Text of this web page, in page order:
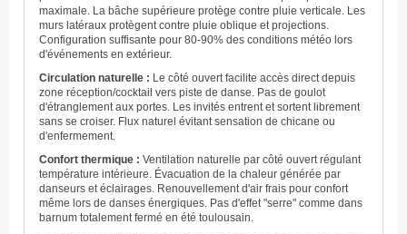
maximale. La bâche supérieure protège contre pluie verticale. Les
murs latéraux protègent contre pluie oblique et projections.
Configuration suffisante pour 80-90% des conditions météo lors
d'événements en extérieur.
Circulation naturelle : Le côté ouvert facilite accès direct depuis
zone réception/cocktail vers piste de danse. Pas de goulot
d'étranglement aux portes. Les invités entrent et sortent librement
sans se croiser. Flux naturel évitant sensation de chicane ou
d'enfermement.
Confort thermique : Ventilation naturelle par côté ouvert régulant
température intérieure. Évacuation de la chaleur générée par
danseurs et éclairages. Renouvellement d'air frais pour confort
même lors de danses énergiques. Pas d'effet "serre" comme dans
barnum totalement fermé en été toulousain.